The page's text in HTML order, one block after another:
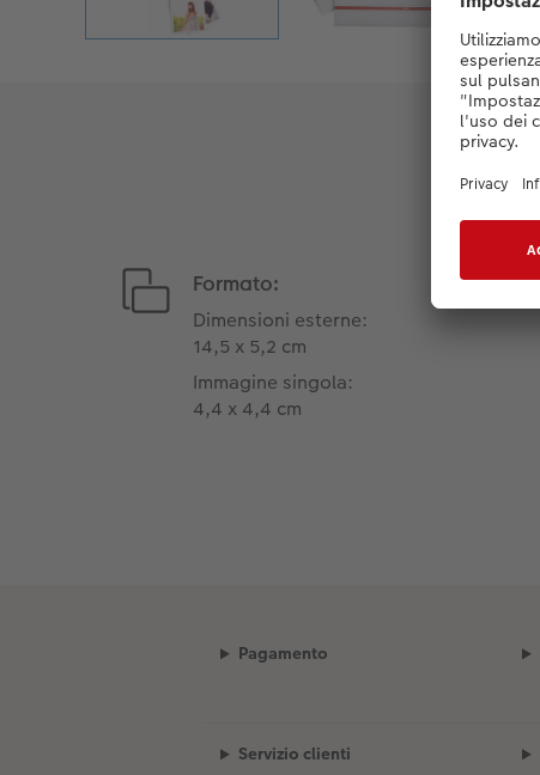
Formato:
Dimensioni esterne:
14,5 x 5,2 cm
Immagine singola:
4,4 x 4,4 cm
Pagamento
Servizio clienti